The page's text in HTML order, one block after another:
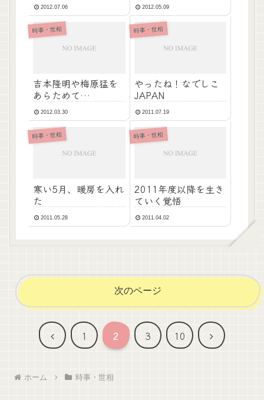
2012.07.06 2012.05.09
時事・世相
吉本隆明や梅原猛を
あらためて…
2012.03.30
時事・世相
やったね！なでしこ
JAPAN
2011.07.19
時事・世相
寒い5月、暖房を入れ
た
2011.05.28
時事・世相
2011年度以降を生き
ていく覚悟
2011.04.02
次のページ
前
1 2 3 10
次
ホーム 時事・世相